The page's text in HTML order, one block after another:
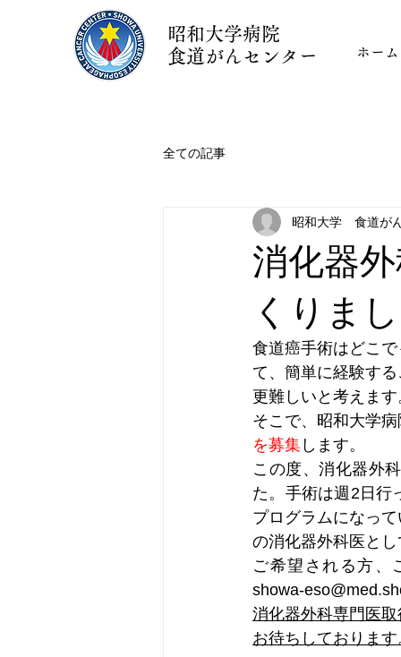
昭和大学病院
食道がんセンター
ホーム
全ての記事
消化器
くりま
昭和大学 食道が
食道癌手術はどこ
て、簡単に経験す
更難しいと考えます
そこで、昭和大学
を募集 します。
この度、消化器外
た。手術は週2日行
プログラムになっ
の消化器外科医と
ご希望される方、
showa-
消化器外科専門医
お待ちしております